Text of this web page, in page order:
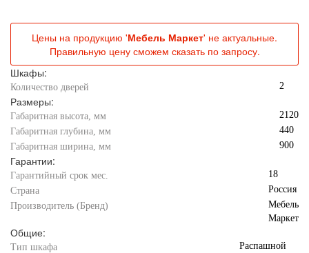
Цены на продукцию 'Мебель Маркет' не актуальные.
Правильную цену сможем сказать по запросу.
Шкафы:
Количество дверей 2
Размеры:
Габаритная высота, мм
2120
Габаритная глубина, мм
440
Габаритная ширина, мм
900
Гарантии:
Гарантийный срок мес.
18
Страна
Россия
Производитель (Бренд)
Мебель
Маркет
Общие:
Тип шкафа
Распашной